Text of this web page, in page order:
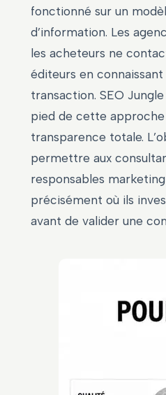
fonctionné sur un
d’information. Les
les acheteurs ne
éditeurs en connaissant
transaction. SEO
pied de cette
transparence totale.
permettre aux
responsables
précisément où ils
avant de valider une